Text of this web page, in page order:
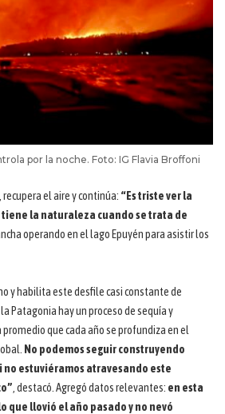
por la noche. Foto: IG Flavia Broffoni
el aire y continúa: “Es triste ver la
la naturaleza cuando se trata de
operando en el lago Epuyén para asistir los
y habilita este desfile casi constante de
Patagonia hay un proceso de sequía y
que cada año se profundiza en el
No podemos seguir construyendo
no estuviéramos atravesando este
, destacó. Agregó datos relevantes: en esta
que llovió el año pasado y no nevó